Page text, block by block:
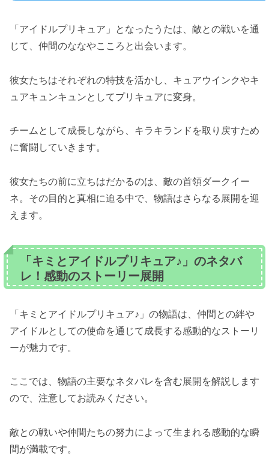
「アイドルプリキュア」となったうたは、敵との戦いを通
じて、仲間のななやこころと出会います。
彼女たちはそれぞれの特技を活かし、キュアウインクやキ
ュアキュンキュンとしてプリキュアに変身。
チームとして成長しながら、キラキランドを取り戻すため
に奮闘していきます。
彼女たちの前に立ちはだかるのは、敵の首領ダークイー
ネ。その目的と真相に迫る中で、物語はさらなる展開を迎
えます。
「キミとアイドルプリキュア♪」のネタバ
レ！感動のストーリー展開
「キミとアイドルプリキュア♪」の物語は、仲間との絆や
アイドルとしての使命を通じて成長する感動的なストーリ
ーが魅力です。
ここでは、物語の主要なネタバレを含む展開を解説します
ので、注意してお読みください。
敵との戦いや仲間たちの努力によって生まれる感動的な瞬
間が満載です。